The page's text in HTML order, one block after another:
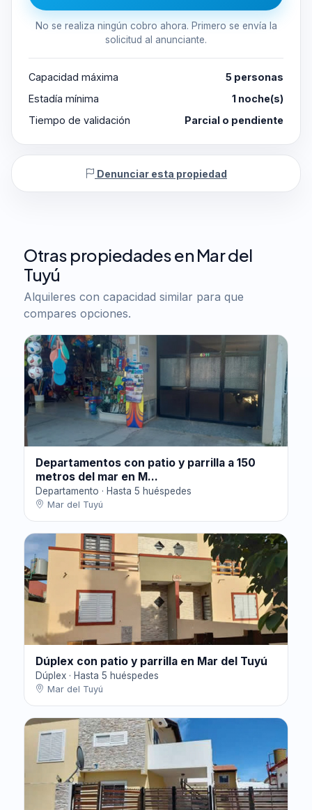
No se realiza ningún cobro ahora. Primero se envía la
solicitud al anunciante.
Capacidad máxima
5 personas
Estadía mínima
1 noche(s)
Tiempo de validación
Parcial o pendiente
Denunciar esta propiedad
Otras propiedades en Mar del
Tuyú
Alquileres con capacidad similar para que
compares opciones.
Departamentos con patio y parrilla a 150
metros del mar en M...
Departamento · Hasta 5 huéspedes
Mar del Tuyú
Dúplex con patio y parrilla en Mar del Tuyú
Dúplex · Hasta 5 huéspedes
Mar del Tuyú